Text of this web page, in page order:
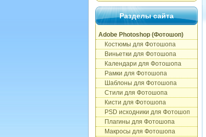
Разделы сайта
Adobe Photoshop (Фотошоп)
Костюмы для Фотошопа
Виньетки для Фотошопа
Календари для Фотошопа
Рамки для Фотошопа
Шаблоны для Фотошопа
Стили для Фотошопа
Кисти для Фотошопа
PSD исходники для Фотошоп
Плагины для Фотошопа
Макросы для Фотошопа